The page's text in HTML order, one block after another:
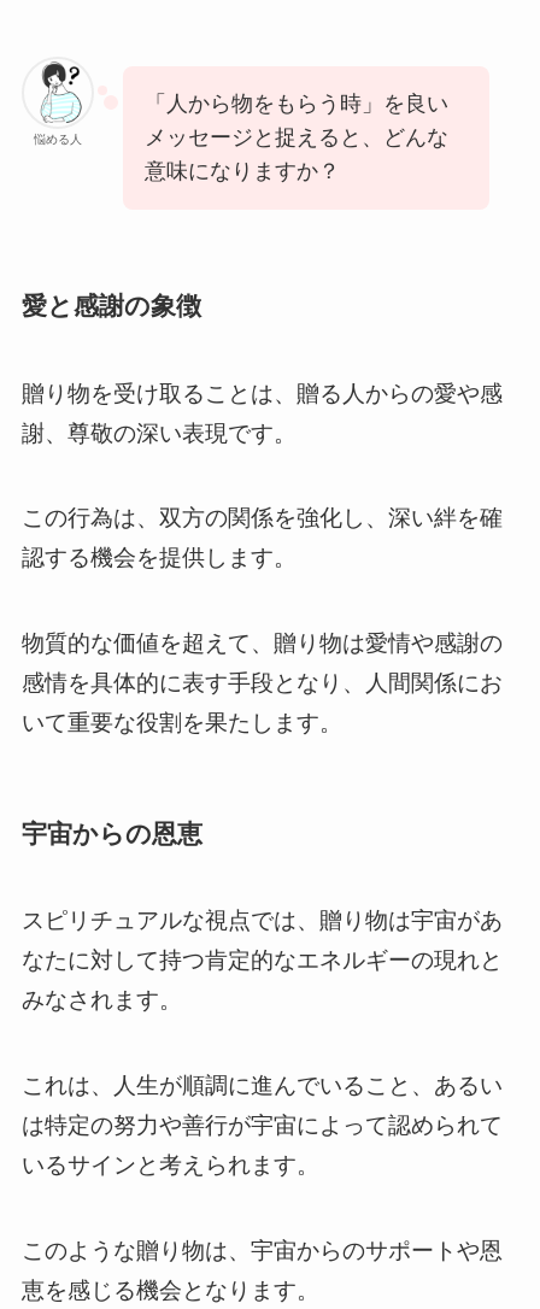
悩める人
「人から物をもらう時」を良い
メッセージと捉えると、どんな
意味になりますか？
愛と感謝の象徴
贈り物を受け取ることは、贈る人からの愛や感
謝、尊敬の深い表現です。
この行為は、双方の関係を強化し、深い絆を確
認する機会を提供します。
物質的な価値を超えて、贈り物は愛情や感謝の
感情を具体的に表す手段となり、人間関係にお
いて重要な役割を果たします。
宇宙からの恩恵
スピリチュアルな視点では、贈り物は宇宙があ
なたに対して持つ肯定的なエネルギーの現れと
みなされます。
これは、人生が順調に進んでいること、あるい
は特定の努力や善行が宇宙によって認められて
いるサインと考えられます。
このような贈り物は、宇宙からのサポートや恩
恵を感じる機会となります。